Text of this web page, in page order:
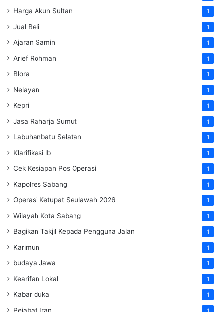
Harga Akun Sultan 1
Jual Beli 1
Ajaran Samin 1
Arief Rohman 1
Blora 1
Nelayan 1
Kepri 1
Jasa Raharja Sumut 1
Labuhanbatu Selatan 1
Klarifikasi lb 1
Cek Kesiapan Pos Operasi 1
Kapolres Sabang 1
Operasi Ketupat Seulawah 2026 1
Wilayah Kota Sabang 1
Bagikan Takjil Kepada Pengguna Jalan 1
Karimun 1
budaya Jawa 1
Kearifan Lokal 1
Kabar duka 1
Pejabat Iran 1